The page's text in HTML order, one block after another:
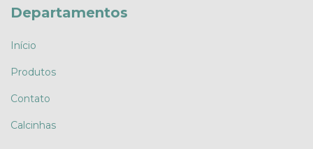
Departamentos
Início
Produtos
Contato
Calcinhas